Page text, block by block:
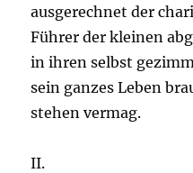
ausgerechnet der
Führer der kleinen
in ihren selbst
sein ganzes Leben
stehen vermag.
II.